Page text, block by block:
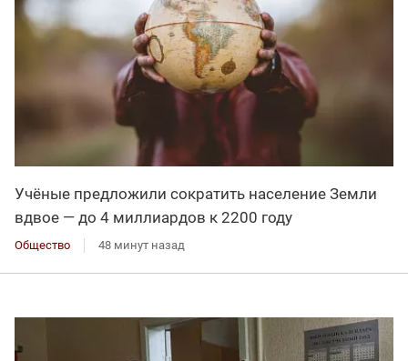
Учёные предложили сократить население Земли
вдвое — до 4 миллиардов к 2200 году
Общество 48 минут назад